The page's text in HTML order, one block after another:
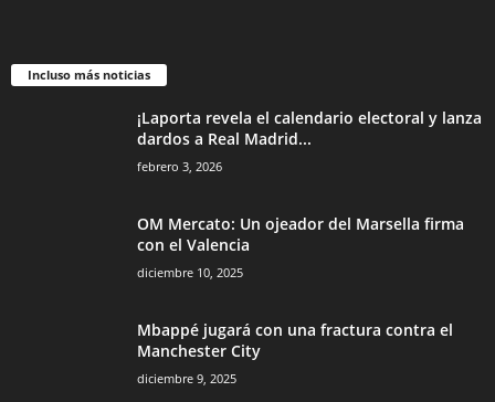
Incluso más noticias
¡Laporta revela el calendario electoral y lanza
dardos a Real Madrid...
febrero 3, 2026
OM Mercato: Un ojeador del Marsella firma
con el Valencia
diciembre 10, 2025
Mbappé jugará con una fractura contra el
Manchester City
diciembre 9, 2025